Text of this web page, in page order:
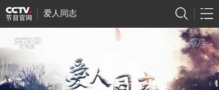
爱人同志